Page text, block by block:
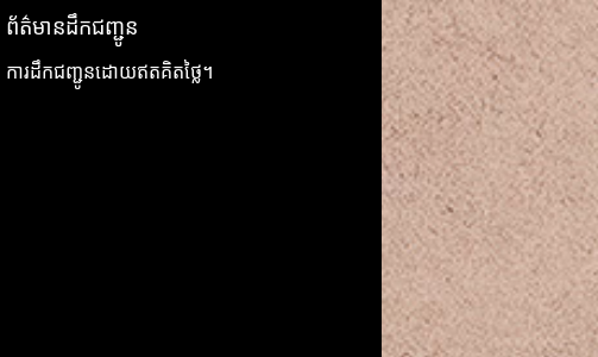
ព័ត៌មានដឹកជញ្ជូន
ការដឹកជញ្ជូនដោយឥតគិតថ្លៃ។